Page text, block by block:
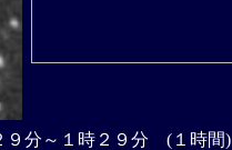
分～１時２９分 (１時間)